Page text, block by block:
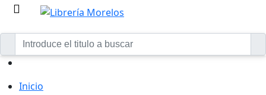
Inicio